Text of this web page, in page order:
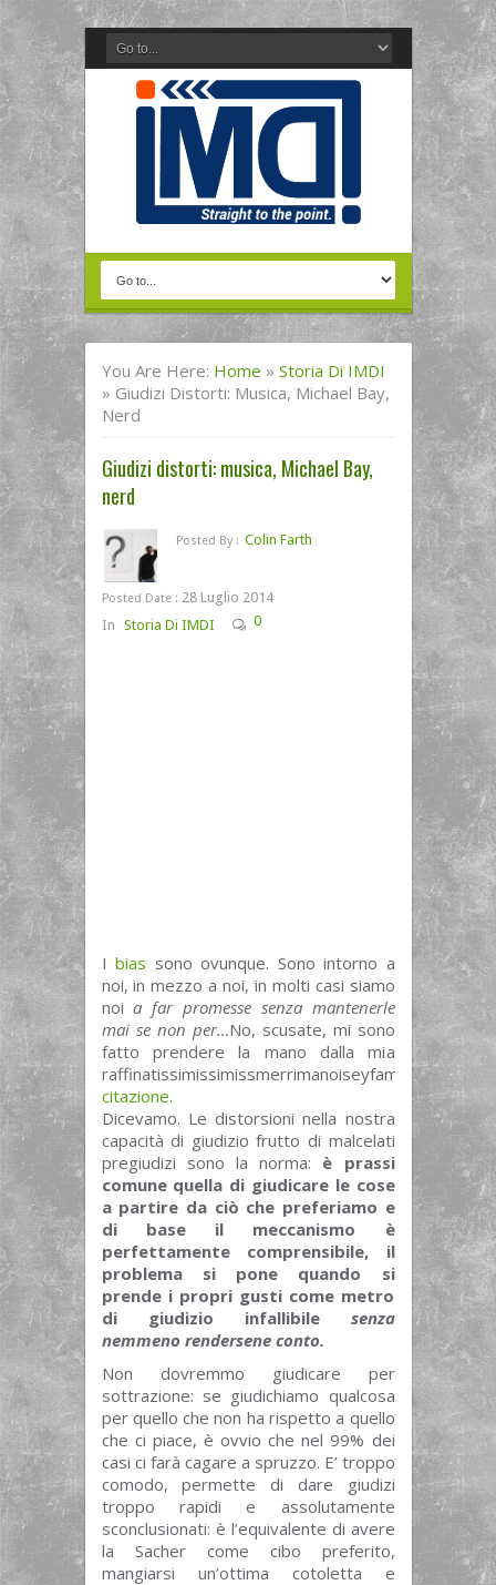
You Are Here: Home » Storia Di IMDI
» Giudizi Distorti: Musica, Michael Bay,
Nerd
Giudizi distorti: musica, Michael Bay,
nerd
Posted By : Colin Farth
Posted Date : 28 Luglio 2014
In Storia Di IMDI 0
I bias sono ovunque. Sono intorno a
noi, in mezzo a noi, in molti casi siamo
noia far promesse senza mantenerle
mai se non per…No, scusate, mi sono
fatto prendere la mano dalla mia
citazione.
Dicevamo. Le distorsioni nella nostra
capacità di giudizio frutto di malcelati
pregiudizi sono la norma: è prassi
comune quella di giudicare le cose
a partire da ciò che preferiamo e
di base il meccanismo è
perfettamente comprensibile, il
problema si pone quando si
prende i propri gusti come metro
di giudizio infallibile senza
nemmeno rendersene conto.
Non dovremmo giudicare per
sottrazione: se giudichiamo qualcosa
per quello che non ha rispetto a quello
che ci piace, è ovvio che nel 99% dei
casi ci farà cagare a spruzzo. E’ troppo
comodo, permette di dare giudizi
troppo rapidi e assolutamente
sconclusionati: è l’equivalente di avere
la Sacher come cibo preferito,
mangiarsi un’ottima cotoletta e